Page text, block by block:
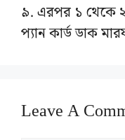
৯. এরপর ১ থেকে
প্যান কার্ড ডাক
Leave A